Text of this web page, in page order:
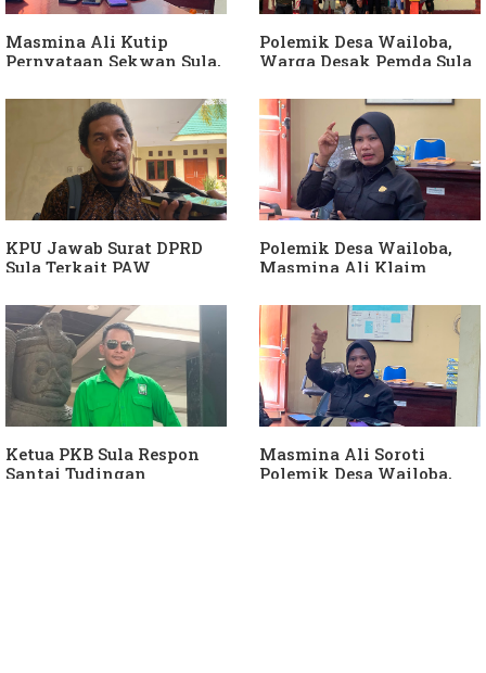
Dibuktikan
Masmina Ali Kutip
Pernyataan Sekwan Sula,
Diduga Jadikan
Keponakan "ATM
Berjalan"
Polemik Desa Wailoba,
Warga Desak Pemda Sula
APH Usut Dugaan
Penyimpangan Dana Desa
KPU Jawab Surat DPRD
Sula Terkait PAW
Hanura
Polemik Desa Wailoba,
Masmina Ali Klaim
Keterlibatan Ketua PKB
Sula
Ketua PKB Sula Respon
Santai Tudingan
Masmina Ali Soroti
Polemik Desa Wailoba,